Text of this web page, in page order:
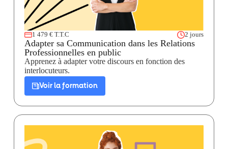
1 479 € T.T.C 2 jours
Adapter sa Communication dans les Relations
Professionnelles en public
Apprenez à adapter votre discours en fonction des
interlocuteurs.
Voir la formation